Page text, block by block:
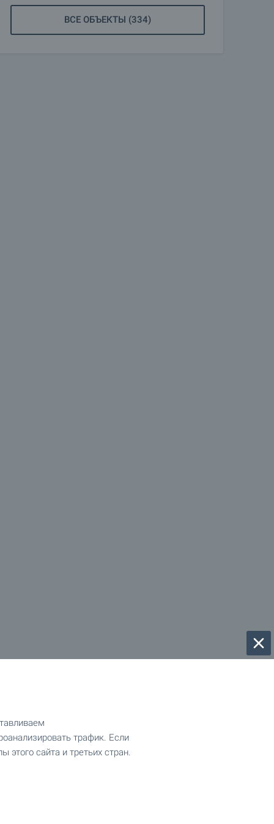
ВСЕ ОБЪЕКТЫ (334)
трафик. Если
сайта и третьих стран.